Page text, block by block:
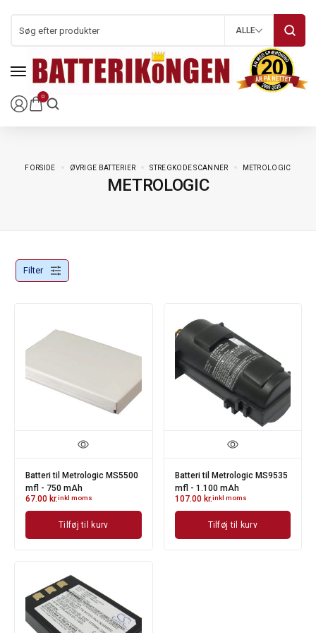
0
ALLE
FORSIDE ØVRIGE BATTERIER STREGKODE SCANNER METROLOGIC
METROLOGIC
Filter
Batteri til Metrologic MS5500
mfl - 750 mAh
67.00 kr.inkl moms
Tilføj til kurv
Batteri til Metrologic MS9535
mfl - 1.100 mAh
107.00 kr.inkl moms
Tilføj til kurv